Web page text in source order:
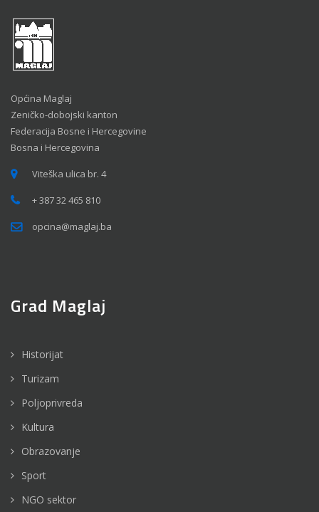
Općina Maglaj
Zeničko-dobojski kanton
Federacija Bosne i Hercegovine
Bosna i Hercegovina
Viteška ulica br. 4
+ 387 32 465 810
opcina@maglaj.ba
Grad Maglaj
Historijat
Turizam
Poljoprivreda
Kultura
Obrazovanje
Sport
NGO sektor